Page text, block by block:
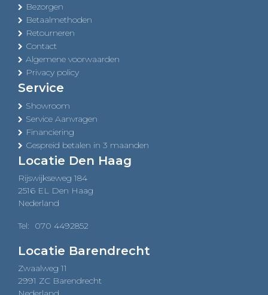
Bezorgen
Betaalmethoden
Retourneren
Contact
Algemene voorwaarden
Privacy policy
Service
Showroom
Service Aanvragen
Financiering
Gespreid betalen in 3 maanden
Locatie Den Haag
Rijswijkseweg 184
2516 EL Den Haag
Nederland
Tel: 070 4492852
Locatie Barendrecht
Zwaalweg 11
2991 ZC Barendrecht